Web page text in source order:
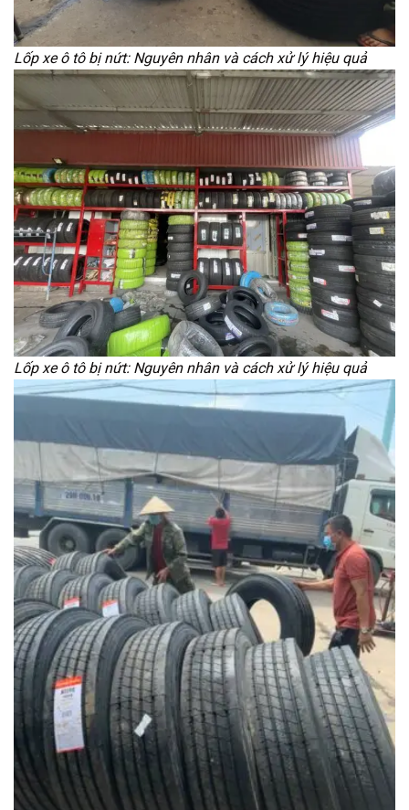
Lốp xe ô tô bị nứt: Nguyên nhân và cách xử lý hiệu quả
Lốp xe ô tô bị nứt: Nguyên nhân và cách xử lý hiệu quả